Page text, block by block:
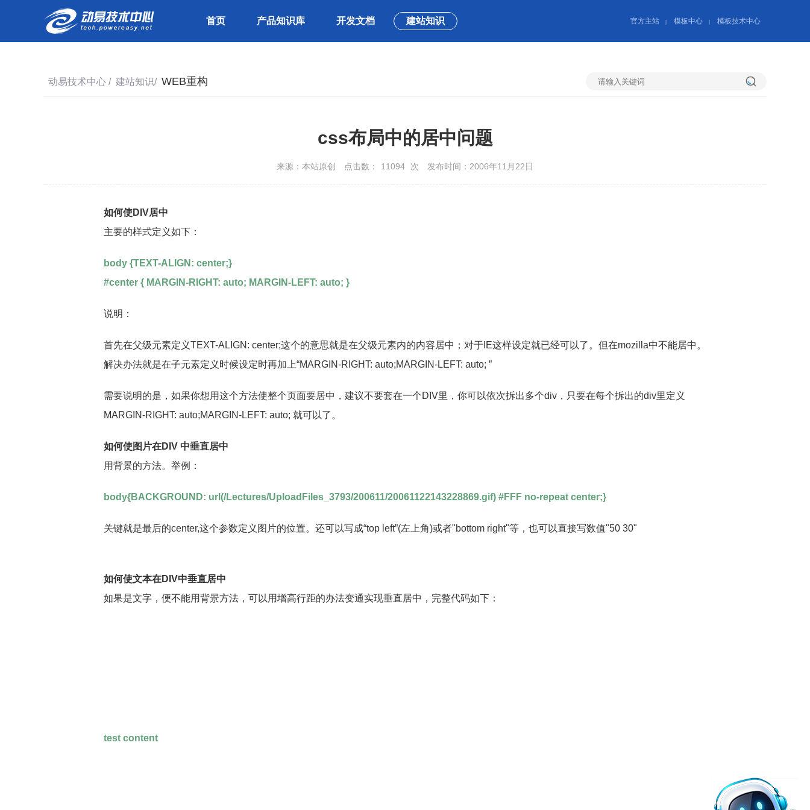
官方主站 模板中心 模板技术中心
首页 产品知识库 开发文档 建站知识
动易技术中心 / 建站知识/ WEB重构
css布局中的居中问题
来源：本站原创 点击数： 11094 次 发布时间：2006年11月22日
如何使DIV居中
主要的样式定义如下：
body {TEXT-ALIGN: center;}
#center { MARGIN-RIGHT: auto; MARGIN-LEFT: auto; }
说明：
首先在父级元素定义TEXT-ALIGN: center;这个的意思就是在父级元素内的内容居中；对于IE这样设定就已经可以了。但在mozilla中不能居中。
解决办法就是在子元素定义时候设定时再加上“MARGIN-RIGHT: auto;MARGIN-LEFT: auto; ”
需要说明的是，如果你想用这个方法使整个页面要居中，建议不要套在一个DIV里，你可以依次拆出多个div，只要在每个拆出的div里定义
MARGIN-RIGHT: auto;MARGIN-LEFT: auto; 就可以了。
如何使图片在DIV 中垂直居中
用背景的方法。举例：
body{BACKGROUND: url(/Lectures/UploadFiles_3793/200611/20061122143228869.gif) #FFF no-repeat center;}
关键就是最后的center,这个参数定义图片的位置。还可以写成“top left”(左上角)或者"bottom right"等，也可以直接写数值"50 30"
如何使文本在DIV中垂直居中
如果是文字，便不能用背景方法，可以用增高行距的办法变通实现垂直居中，完整代码如下：
test content